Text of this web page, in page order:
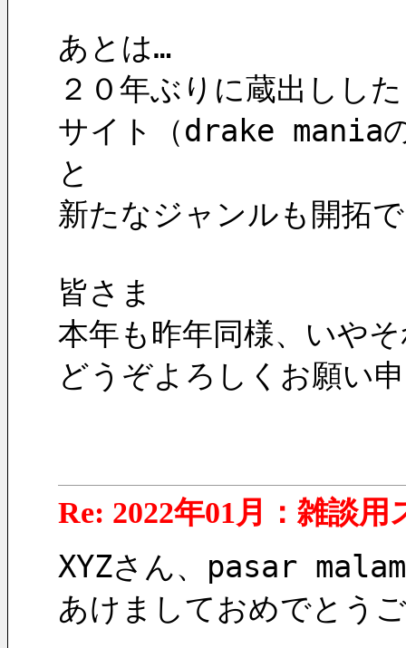
あとは…
２０年ぶりに蔵出しし
サイト（drake mania
と
新たなジャンルも開拓
皆さま
本年も昨年同様、いや
どうぞよろしくお願い
Re: 2022年01月：雑談用
XYZさん、pasar
あけましておめでとう